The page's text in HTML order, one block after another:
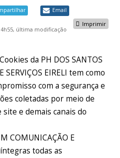
Email
Imprimir
última modificação
da PH DOS SANTOS
SERVIÇOS EIRELI tem como
com a segurança e
coletadas por meio de
e demais canais do
COMUNICAÇÃO E
íntegras todas as